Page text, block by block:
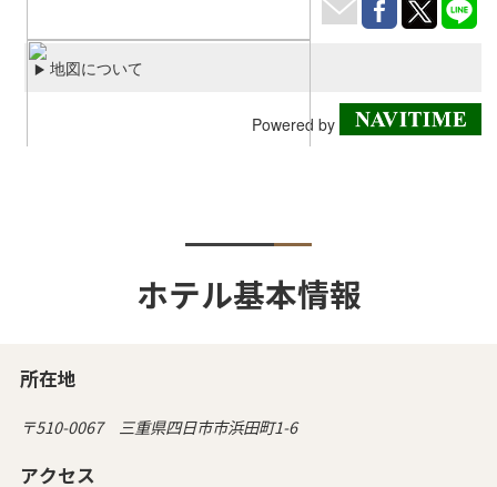
ホテル基本情報
所在地
〒510-0067 三重県四日市市浜田町1-6
アクセス